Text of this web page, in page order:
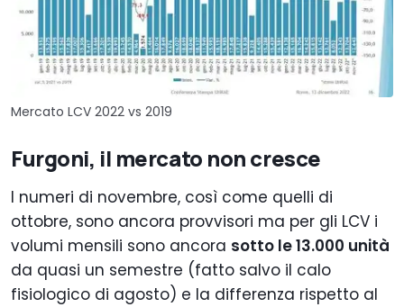
Mercato LCV 2022 vs 2019
Furgoni, il mercato non cresce
I numeri di novembre, così come quelli di
ottobre, sono ancora provvisori ma per gli LCV i
volumi mensili sono ancora sotto le 13.000 unità
da quasi un semestre (fatto salvo il calo
fisiologico di agosto) e la differenza rispetto al